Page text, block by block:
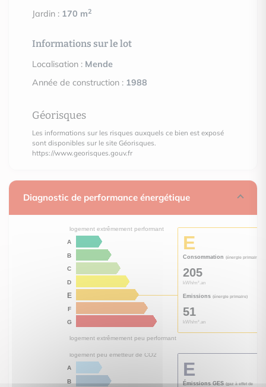
Jardin : 170 m2
Informations sur le lot
Localisation : Mende
Année de construction : 1988
Géorisques
Les informations sur les risques auxquels ce bien est exposé
sont disponibles sur le site Géorisques.
https://www.georisques.gouv.fr
Diagnostic de performance énergétique